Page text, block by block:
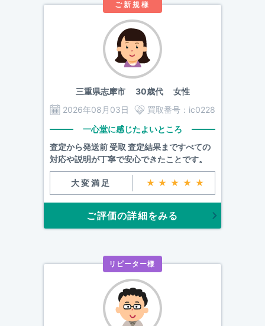
ご新規様
三重県志摩市30歳代 女性
2026年08月03日
買取番号： ic0228
一心堂に感じたよいところ
査定から発送前 受取 査定結果まですべての
対応や説明が丁寧で安心できたことです。
大変満足 ★★★★★
ご評価の詳細をみる
リピーター様